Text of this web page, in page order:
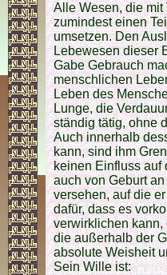
Alle Wesen, die mit
zumindest einen
umsetzen. Den
Lebewesen dieser
Gabe Gebrauch
menschlichen
Leben des
Lunge, die
ständig tätig, ohne
Auch innerhalb
kann, sind ihm
keinen Einfluss auf
auch von Geburt
versehen, auf die
dafür, dass es
verwirklichen kann,
die außerhalb der
absolute Weisheit
Sein Wille ist: